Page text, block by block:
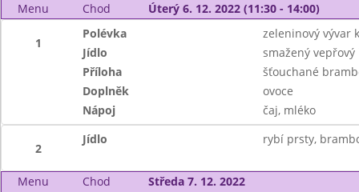
Menu
Chod Úterý 6. 12. 2022 (11:30 - 14:00)
1
Polévka
zeleninový vývar
Jídlo
smažený
Příloha
šťouchané
Doplněk
ovoce
Nápoj
čaj, mléko
2
Jídlo rybí prsty,
Menu Chod
Středa 7. 12. 2022